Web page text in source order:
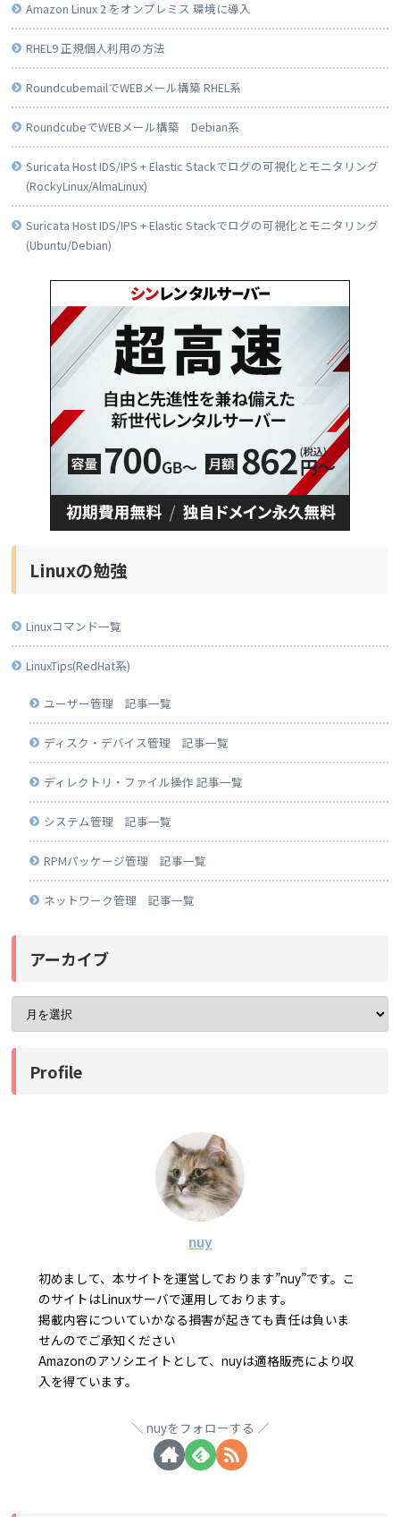
Amazon Linux 2 をオンプレミス 環境に導入
RHEL9 正規個人利用の方法
RoundcubemailでWEBメール構築 RHEL系
RoundcubeでWEBメール構築 Debian系
Suricata Host IDS/IPS + Elastic Stackでログの可視化とモニタリング
(RockyLinux/AlmaLinux)
Suricata Host IDS/IPS + Elastic Stackでログの可視化とモニタリング
(Ubuntu/Debian)
Linuxの勉強
Linuxコマンド一覧
LinuxTips(RedHat系)
ユーザー管理 記事一覧
ディスク・デバイス管理 記事一覧
ディレクトリ・ファイル操作 記事一覧
システム管理 記事一覧
RPMパッケージ管理 記事一覧
ネットワーク管理 記事一覧
アーカイブ
Profile
nuy
初めまして、本サイトを運営しております”nuy”です。こ
のサイトはLinuxサーバで運用しております。
掲載内容についていかなる損害が起きても責任は負いま
せんのでご承知ください
Amazonのアソシエイトとして、nuyは適格販売により収
入を得ています。
nuyをフォローする